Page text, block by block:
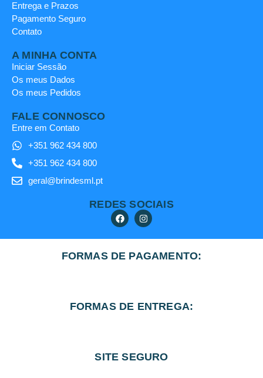
Entrega e Prazos
Pagamento Seguro
Contato
A MINHA CONTA
Iniciar Sessão
Os meus Dados
Os meus Pedidos
FALE CONNOSCO
Entre em Contato
+351 962 434 800
+351 962 434 800
geral@brindesml.pt
REDES SOCIAIS
FORMAS DE PAGAMENTO:
FORMAS DE ENTREGA:
SITE SEGURO